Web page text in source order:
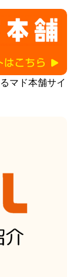
マド本舗サイ